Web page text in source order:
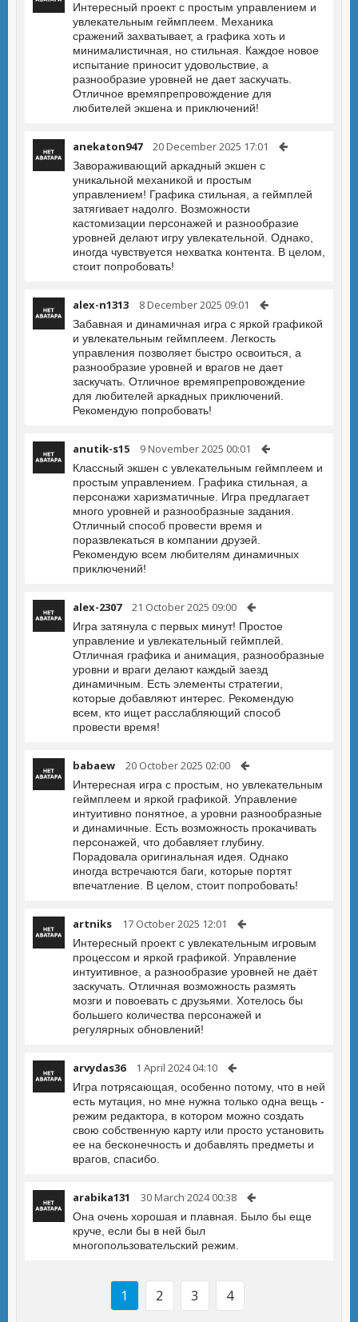
Интересный проект с простым управлением и
увлекательным геймплеем. Механика
сражений захватывает, а графика хоть и
минималистичная, но стильная. Каждое новое
испытание приносит удовольствие, а
разнообразие уровней не дает заскучать.
Отличное времяпрепровождение для
любителей экшена и приключений!
anekaton947 20 December 2025 17:01
Завораживающий аркадный экшен с
уникальной механикой и простым
управлением! Графика стильная, а геймплей
затягивает надолго. Возможности
кастомизации персонажей и разнообразие
уровней делают игру увлекательной. Однако,
иногда чувствуется нехватка контента. В целом,
стоит попробовать!
alex-n1313 8 December 2025 09:01
Забавная и динамичная игра с яркой графикой
и увлекательным геймплеем. Легкость
управления позволяет быстро освоиться, а
разнообразие уровней и врагов не дает
заскучать. Отличное времяпрепровождение
для любителей аркадных приключений.
Рекомендую попробовать!
anutik-s15 9 November 2025 00:01
Классный экшен с увлекательным геймплеем и
простым управлением. Графика стильная, а
персонажи харизматичные. Игра предлагает
много уровней и разнообразные задания.
Отличный способ провести время и
поразвлекаться в компании друзей.
Рекомендую всем любителям динамичных
приключений!
alex-2307 21 October 2025 09:00
Игра затянула с первых минут! Простое
управление и увлекательный геймплей.
Отличная графика и анимация, разнообразные
уровни и враги делают каждый заезд
динамичным. Есть элементы стратегии,
которые добавляют интерес. Рекомендую
всем, кто ищет расслабляющий способ
провести время!
babaew 20 October 2025 02:00
Интересная игра с простым, но увлекательным
геймплеем и яркой графикой. Управление
интуитивно понятное, а уровни разнообразные
и динамичные. Есть возможность прокачивать
персонажей, что добавляет глубину.
Порадовала оригинальная идея. Однако
иногда встречаются баги, которые портят
впечатление. В целом, стоит попробовать!
artniks 17 October 2025 12:01
Интересный проект с увлекательным игровым
процессом и яркой графикой. Управление
интуитивное, а разнообразие уровней не даёт
заскучать. Отличная возможность размять
мозги и повоевать с друзьями. Хотелось бы
большего количества персонажей и
регулярных обновлений!
arvydas36 1 April 2024 04:10
Игра потрясающая, особенно потому, что в ней
есть мутация, но мне нужна только одна вещь -
режим редактора, в котором можно создать
свою собственную карту или просто установить
ее на бесконечность и добавлять предметы и
врагов, спасибо.
arabika131 30 March 2024 00:38
Она очень хорошая и плавная. Было бы еще
круче, если бы в ней был
многопользовательский режим.
1 2 3 4